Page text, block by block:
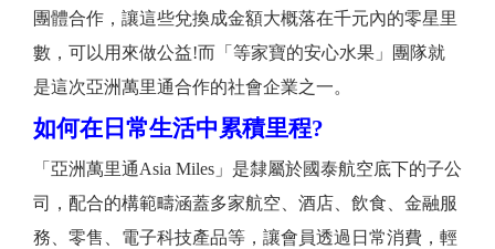
團體合作，讓這些兌換成金額大概落在千元內的零星里
數，可以用來做公益!而「等家寶的安心水果」團隊就
是這次亞洲萬里通合作的社會企業之一。
如何在日常生活中累積里程?
「亞洲萬里通Asia Miles」是隸屬於國泰航空底下的子公
司，配合的構範疇涵蓋多家航空、酒店、飲食、金融服
務、零售、電子科技產品等，讓會員透過日常消費，輕